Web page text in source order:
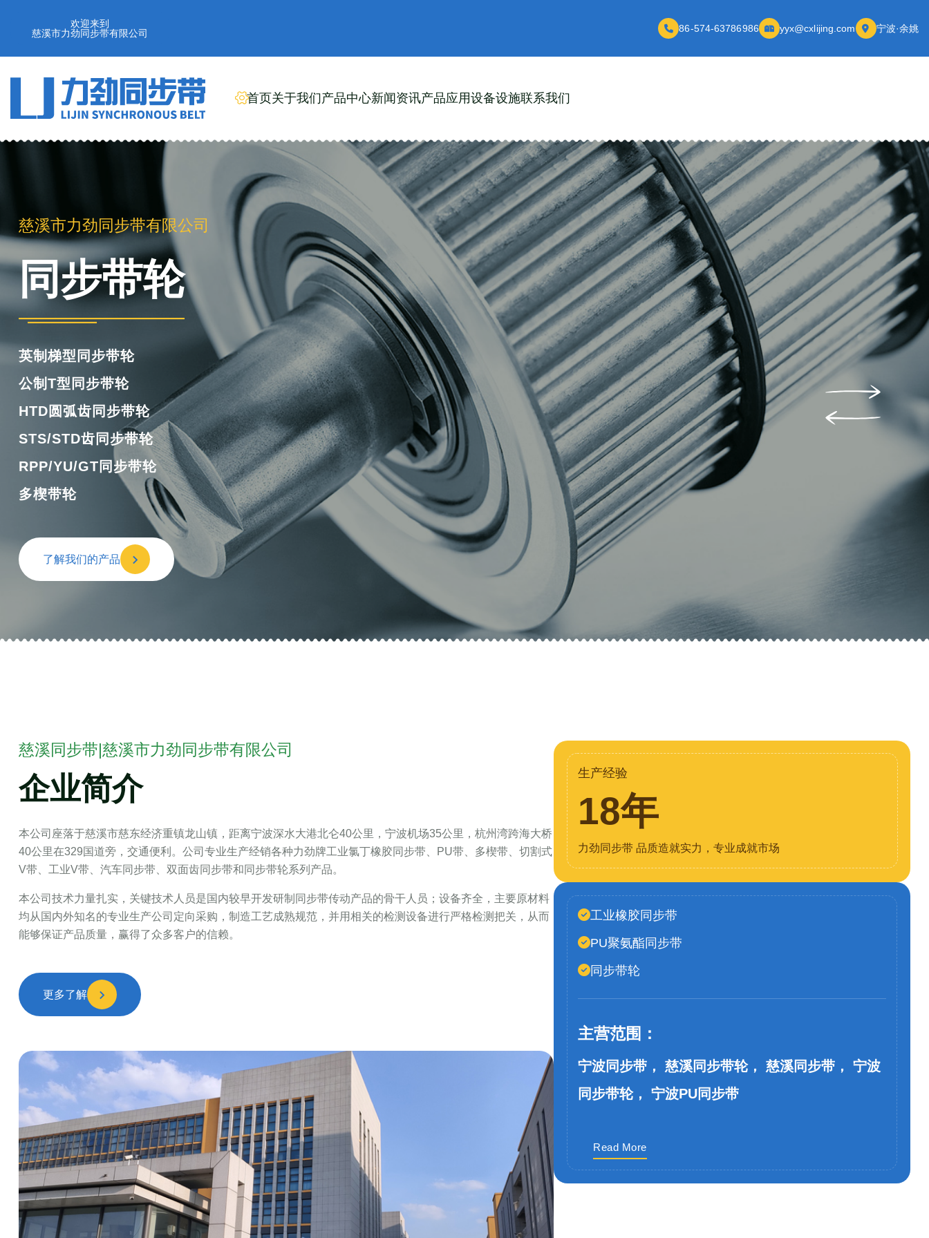
欢迎来到
慈溪市力劲同步带有限公司
86-574-63786986 yyx@cxlijing.com 宁波·余姚
首页关于我们产品中心新闻资讯产品应用设备设施联系我们
慈溪市力劲同步带有限公司
工业橡胶同步带
橡胶单面齿同步带
橡胶双面齿同步带
橡胶多楔带
橡胶开口带
了解我们的产品
慈溪同步带|慈溪市力劲同步带有限公司
企业简介
本公司座落于慈溪市慈东经济重镇龙山镇，距离宁波深水大港北仑40公里，宁波机场35公里，杭州湾跨海大桥
40公里在329国道旁，交通便利。公司专业生产经销各种力劲牌工业氯丁橡胶同步带、PU带、多楔带、切割式
V带、工业V带、汽车同步带、双面齿同步带和同步带轮系列产品。
本公司技术力量扎实，关键技术人员是国内较早开发研制同步带传动产品的骨干人员；设备齐全，主要原材料
均从国内外知名的专业生产公司定向采购，制造工艺成熟规范，并用相关的检测设备进行严格检测把关，从而
能够保证产品质量，赢得了众多客户的信赖。
更多了解
生产经验
18年
力劲同步带 品质造就实力，专业成就市场
工业橡胶同步带
PU聚氨酯同步带
同步带轮
主营范围：
宁波同步带， 慈溪同步带轮， 慈溪同步带， 宁波
同步带轮， 宁波PU同步带
Read More